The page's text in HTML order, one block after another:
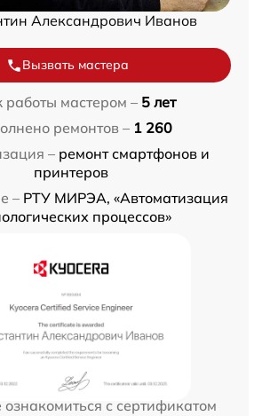
Александрович Иванов
Вызвать мастера
работы мастером – 5 лет
ремонтов – 1 260
– ремонт смартфонов и
принтеров
– РТУ МИРЭА, «Автоматизация
процессов»
с сертификатом